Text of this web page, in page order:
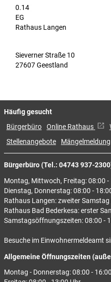
0.14
EG
Rathaus Langen
Sieverner Straße 10
27607 Geestland
Bürgerbüro (Tel.: 04743 937-
Montag, Mittwoch, Freitag: 08:00 -
Dienstag, Donnerstag: 08:00 -
Rathaus Langen: zweiter
Rathaus Bad Bederkesa: erster
Samstagsöffnungszeiten: 08:00 -
Besuche im Einwohnermeldeamt
Allgemeine Öffnungszeiten
Montag - Donnerstag: 08:00 -
Häufig gesucht
Bürgerbüro Online Rathaus
Stellenangebote
Mängelmeldung